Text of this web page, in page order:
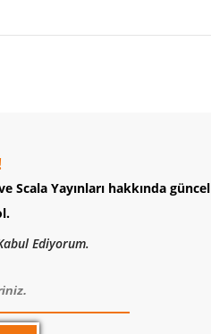
Yayınları hakkında güncel
Ediyorum.